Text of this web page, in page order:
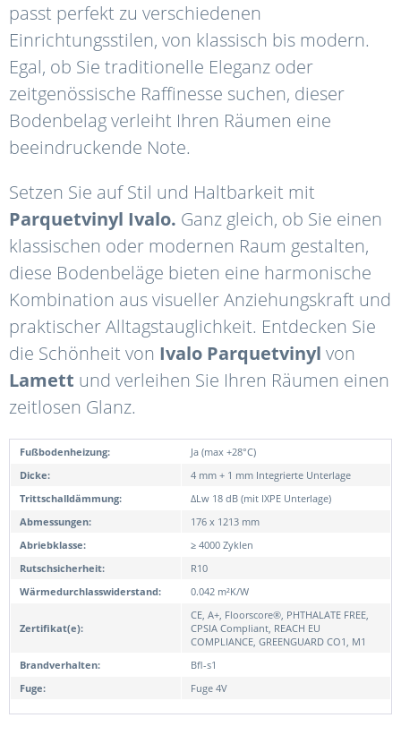
passt perfekt zu verschiedenen
Einrichtungsstilen, von klassisch bis modern.
Egal, ob Sie traditionelle Eleganz oder
zeitgenössische Raffinesse suchen, dieser
Bodenbelag verleiht Ihren Räumen eine
beeindruckende Note.
Setzen Sie auf Stil und Haltbarkeit mit
Parquetvinyl Ivalo. Ganz gleich, ob Sie einen
klassischen oder modernen Raum gestalten,
diese Bodenbeläge bieten eine harmonische
Kombination aus visueller Anziehungskraft und
praktischer Alltagstauglichkeit. Entdecken Sie
die Schönheit von Ivalo Parquetvinyl von
Lamett und verleihen Sie Ihren Räumen einen
zeitlosen Glanz.
Fußbodenheizung:
Ja (max +28°C)
Dicke:
4 mm + 1 mm Integrierte Unterlage
Trittschalldämmung:
ΔLw 18 dB (mit IXPE Unterlage)
Abmessungen:
176 x 1213 mm
Abriebklasse:
≥ 4000 Zyklen
Rutschsicherheit:
R10
Wärmedurchlasswiderstand:
0.042 m²K/W
Zertifikat(e):
CE, A+, Floorscore®, PHTHALATE FREE,
CPSIA Compliant, REACH EU
COMPLIANCE, GREENGUARD CO1, M1
Brandverhalten:
Bfl-s1
Fuge:
Fuge 4V